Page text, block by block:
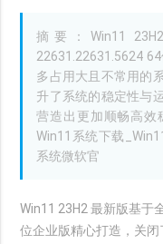
摘要：Win11
22631.22631.5624
多占用大且不常用的
升了系统的稳定性与
营造出更加顺畅高效
Win11系统下载
系统微软官
Win11 23H2 最新版基于
位企业版精心打造，关